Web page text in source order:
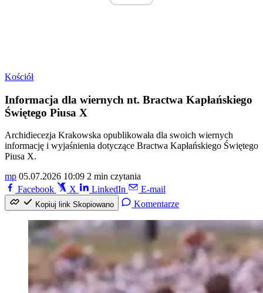
Kościół
Informacja dla wiernych nt. Bractwa Kapłańskiego
Świętego Piusa X
Archidiecezja Krakowska opublikowała dla swoich wiernych
informację i wyjaśnienia dotyczące Bractwa Kapłańskiego Świętego
Piusa X.
mp 05.07.2026 10:09 2 min czytania
Facebook
X LinkedIn E-mail
Kopiuj link Skopiowano Komentarze